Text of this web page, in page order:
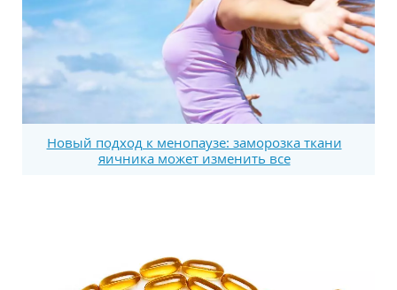
Новый подход к менопаузе: заморозка ткани
яичника может изменить все